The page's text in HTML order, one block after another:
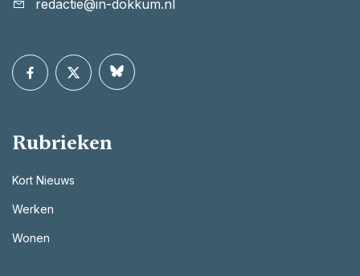
redactie@in-dokkum.nl
Rubrieken
Kort Nieuws
Werken
Wonen